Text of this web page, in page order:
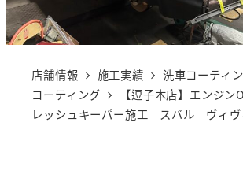
店舗情報 施工実績 洗車コーティ
コーティング
【逗子本店】エンジン
レッシュキーパー施工 スバル ヴィヴ